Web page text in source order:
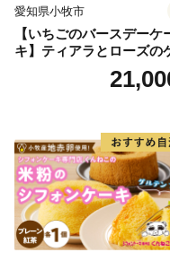
愛知県小牧市
【いちごのバースデーケ
キ】ティアラとローズの
キ スイーツ デザート 洋
子 お取り寄せ 愛知県 小
レーション ホールケーキ
時指定可